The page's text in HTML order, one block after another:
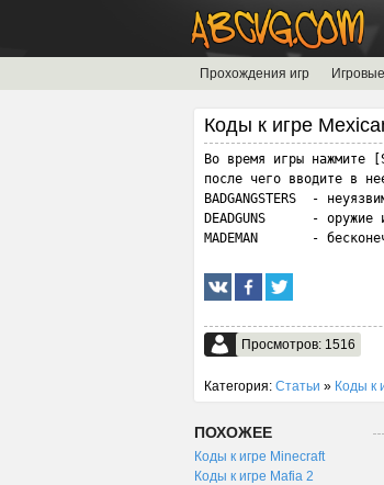
Прохождения игр
Коды к игре
Bo вpeмя игpы
после чего вводите в
BADGANGSTERS  -
DEADGUNS      - opyжиe
MADEMAN       -
Просмотров: 1516
Категория: Статьи » Коды к
ПОХОЖЕЕ
Коды к игре Minecraft
Коды к игре Mafia 2